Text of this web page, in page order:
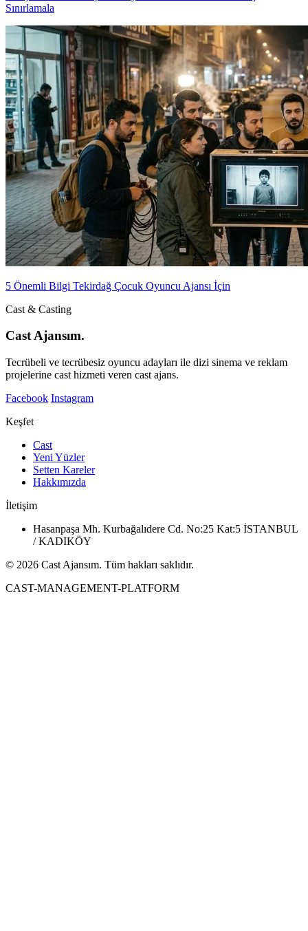
Sınırlamala
5 Önemli Bilgi Tekirdağ Çocuk Oyuncu Ajansı İçin
Cast & Casting
Cast Ajansım.
Tecrübeli ve tecrübesiz oyuncu adayları ile dizi sinema ve reklam
projelerine cast hizmeti veren cast ajans.
Facebook Instagram
Keşfet
Cast
Yeni Yüzler
Setten Kareler
Hakkımızda
İletişim
Hasanpaşa Mh. Kurbağalıdere Cd. No:25 Kat:5 İSTANBUL
/ KADIKÖY
© 2026 Cast Ajansım. Tüm hakları saklıdır.
CAST-MANAGEMENT-PLATFORM